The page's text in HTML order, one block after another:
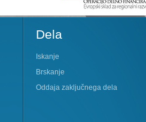
Dela
Iskanje
Brskanje
Oddaja zaključnega dela